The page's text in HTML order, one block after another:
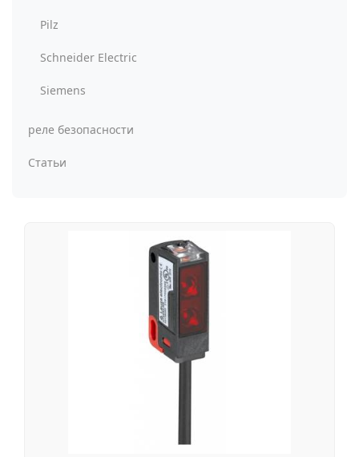
Pilz
Schneider Electric
Siemens
реле безопасности
Статьи